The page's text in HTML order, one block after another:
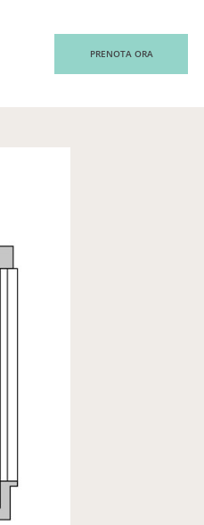
PRENOTA ORA